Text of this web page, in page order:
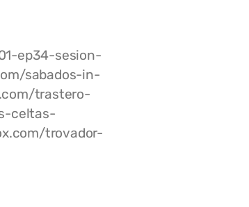
ep34-sesion-
sabados-in-
trastero-
celtas-
trovador-